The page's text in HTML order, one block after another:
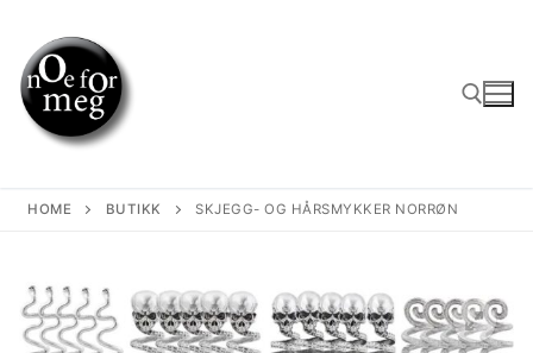
content
HOME BUTIKK SKJEGG- OG HÅRSMYKKER NORRØN